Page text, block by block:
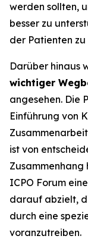
werden sollten,
besser zu
der Patienten
Darüber hinaus
wichtiger
angesehen. Die
Einführung von
ist von
ICPO Forum
darauf abzielt,
durch eine
voranzutreiben.